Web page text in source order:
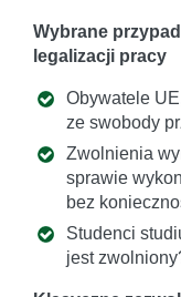
Wybrane
legalizacji pracy
Obywatele
ze swobody
Zwolnienia
sprawie
bez
Studenci
jest